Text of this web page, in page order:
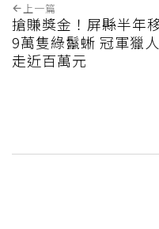
上一篇
搶賺獎金！屏縣半年
9萬隻綠鬣蜥 冠軍獵
走近百萬元